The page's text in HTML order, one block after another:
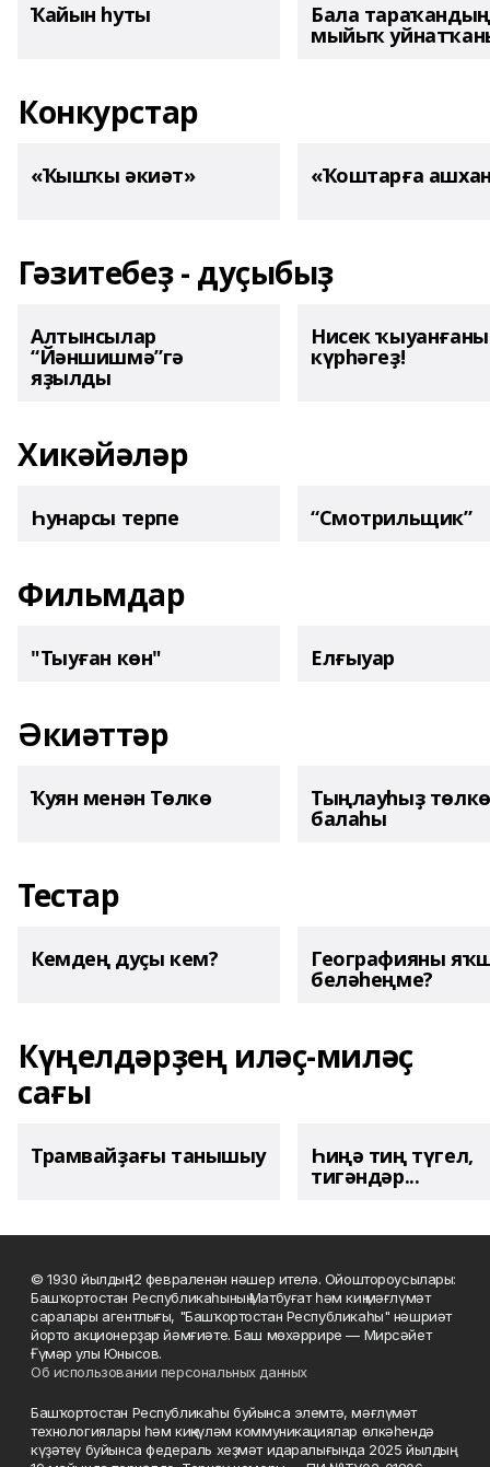
Ҡайын һуты Бала тараҡандың
мыйыҡ
Конкурстар
«Ҡышҡы әкиәт» «Ҡоштарға
Гәзитебеҙ - дуҫыбыҙ
Алтынсылар
“Йәншишмә”гә
яҙылды
Нисек
күрһәгеҙ!
Хикәйәләр
Һунарсы терпе “Смотрильщик”
Фильмдар
"Тыуған көн" Елғыуар
Әкиәттәр
Ҡуян менән Төлкө Тыңлауһыҙ төлкө
балаһы
Тестар
Кемдең дуҫы кем? Географияны
беләһеңме?
Күңелдәрҙең иләҫ-миләҫ
сағы
Трамвайҙағы танышыу Һиңә тиң түгел,
тигәндәр...
© 1930 йылдың 12 февраленән нәшер ителә. Ойоштороусылары:
Башҡортостан Республикаһының Матбуғат һәм киң мәғлүмәт
саралары агентлығы, "Башҡортостан Республикаһы" нәшриәт
йорто акционерҙар йәмғиәте. Баш мөхәррире — Мирсәйет
Ғүмәр улы Юнысов.
Об использовании персональных данных
Башҡортостан Республикаһы буйынса элемтә, мәғлүмәт
технологиялары һәм киңкүләм коммуникациялар өлкәһендә
күҙәтеү буйынса федераль хеҙмәт идаралығында 2025 йылдың